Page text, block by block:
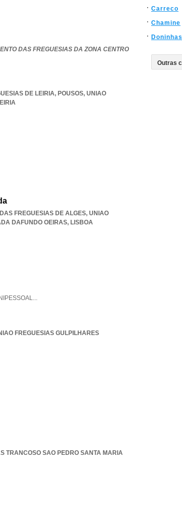
DAS FREGUESIAS DA ZONA CENTRO
DE LEIRIA, POUSOS, UNIAO
FREGUESIAS DE ALGES, UNIAO
DAFUNDO OEIRAS, LISBOA
...
FREGUESIAS GULPILHARES
TRANCOSO SAO PEDRO SANTA MARIA
Carreco
Chamine
Doninhas